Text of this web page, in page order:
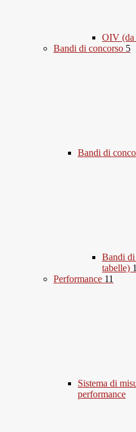
OIV (da
Bandi di concorso 5
Bandi di
Bandi di
tabelle) 1
Performance 11
Sistema di
performance